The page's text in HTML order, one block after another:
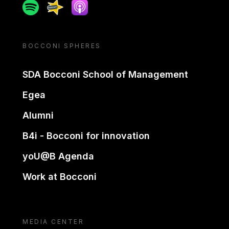
SpotifySpreakerApple podcast
BOCCONI SPHERES
SDA Bocconi School of Management
Egea
Alumni
B4i - Bocconi for innovation
yoU@B Agenda
Work at Bocconi
MEDIA CENTER